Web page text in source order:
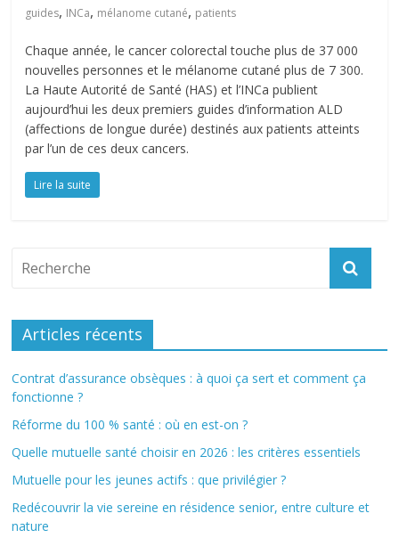
guides, INCa, mélanome cutané, patients
Chaque année, le cancer colorectal touche plus de 37 000
nouvelles personnes et le mélanome cutané plus de 7 300.
La Haute Autorité de Santé (HAS) et l’INCa publient
aujourd’hui les deux premiers guides d’information ALD
(affections de longue durée) destinés aux patients atteints
par l’un de ces deux cancers.
Lire la suite
Articles récents
Contrat d’assurance obsèques : à quoi ça sert et comment ça
fonctionne ?
Réforme du 100 % santé : où en est-on ?
Quelle mutuelle santé choisir en 2026 : les critères essentiels
Mutuelle pour les jeunes actifs : que privilégier ?
Redécouvrir la vie sereine en résidence senior, entre culture et
nature